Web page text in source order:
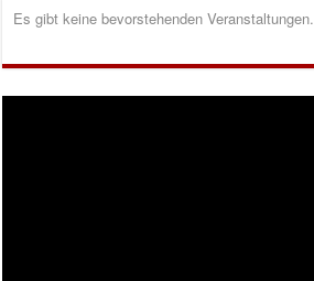
Es gibt keine bevorstehenden Veranstaltungen.